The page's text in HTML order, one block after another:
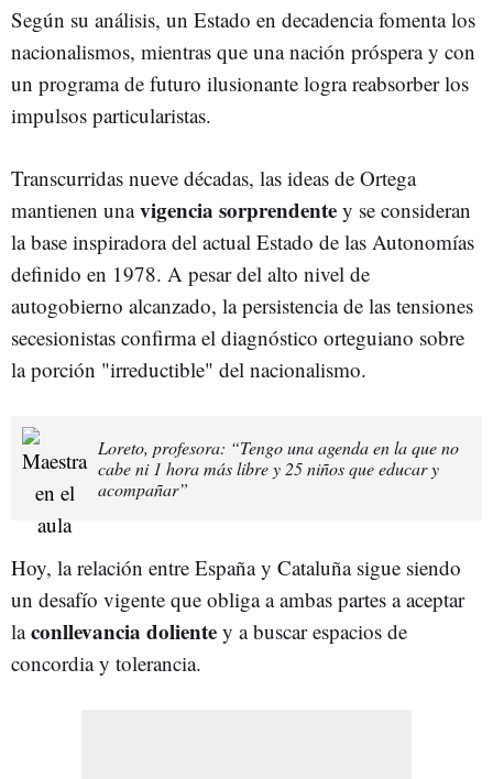
Según su análisis, un Estado en decadencia fomenta los
nacionalismos, mientras que una nación próspera y con
un programa de futuro ilusionante logra reabsorber los
impulsos particularistas.
Transcurridas nueve décadas, las ideas de Ortega
mantienen unavigencia sorprendente y se consideran
la base inspiradora del actual Estado de las Autonomías
definido en 1978. A pesar del alto nivel de
autogobierno alcanzado, la persistencia de las tensiones
secesionistas confirma el diagnóstico orteguiano sobre
la porción "irreductible" del nacionalismo.
Loreto, profesora: “Tengo una agenda en la que no
cabe ni 1 hora más libre y 25 niños que educar y
acompañar”
Hoy, la relación entre España y Cataluña sigue siendo
un desafío vigente que obliga a ambas partes a aceptar
laconllevancia doliente y a buscar espacios de
concordia y tolerancia.